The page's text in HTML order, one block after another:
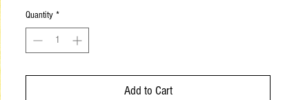
Quantity *
Add to Cart